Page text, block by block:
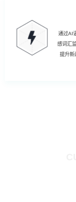
通过AI
感词汇
提升新